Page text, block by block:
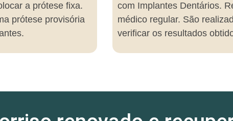
a prótese fixa.
prótese provisória
com Implantes Dentários.
médico regular. São
verificar os resultados